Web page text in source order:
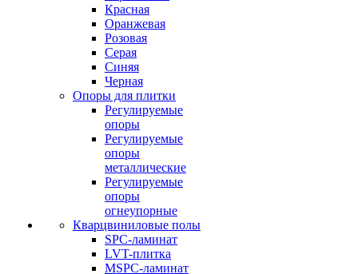
Красная
Оранжевая
Розовая
Серая
Синяя
Черная
Опоры для плитки
Регулируемые
опоры
Регулируемые
опоры
металлические
Регулируемые
опоры
огнеупорные
Кварцвиниловые полы
SPC-ламинат
LVT-плитка
MSPC-ламинат